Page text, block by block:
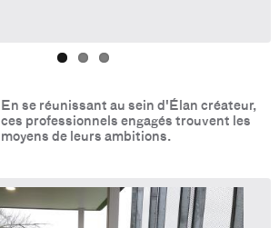
En se réunissant au sein d'Élan créateur,
ces professionnels engagés trouvent les
moyens de leurs ambitions.